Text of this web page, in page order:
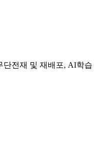
전재 및 재배포, AI학습